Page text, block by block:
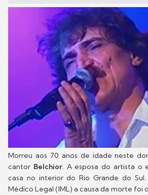
Morreu aos 70 anos de idade neste
cantor Belchior. A esposa do artista o
casa no interior do Rio Grande do
Médico Legal (IML) a causa da morte foi